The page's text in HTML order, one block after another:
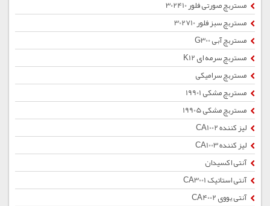
مستربچ صورتی فلور 302410
مستربچ سبز فلور 302710
مستربچ آبی G300
مستربچ سرمه ای K12
مستربچ سرامیکی
مستربچ مشکی 19901
مستربچ مشکی 19905
لیز کننده CA1002
لیز کننده CA1003
آنتی اکسیدان
آنتی استاتیک CA3001
آنتی یووی CA4002